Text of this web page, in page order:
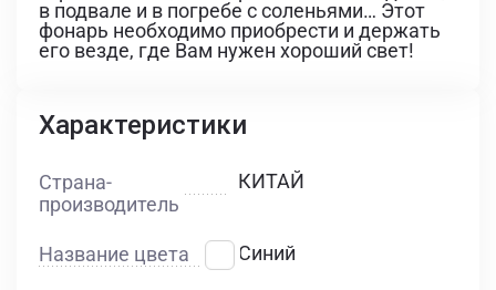
в подвале и в погребе с соленьями… Этот
фонарь необходимо приобрести и держать
его везде, где Вам нужен хороший свет!
Характеристики
Страна-
производитель
КИТАЙ
Название цвета Синий